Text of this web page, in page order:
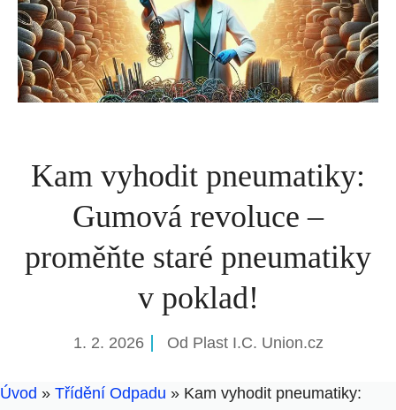
Kam vyhodit pneumatiky:
Gumová revoluce –
proměňte staré pneumatiky
v poklad!
1. 2. 2026 Od Plast I.C. Union.cz
Úvod » Třídění Odpadu » Kam vyhodit pneumatiky: